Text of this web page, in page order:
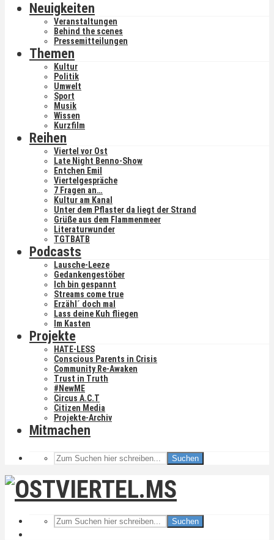
Neuigkeiten
Veranstaltungen
Behind the scenes
Pressemitteilungen
Themen
Kultur
Politik
Umwelt
Sport
Musik
Wissen
Kurzfilm
Reihen
Viertel vor Ost
Late Night Benno-Show
Entchen Emil
Viertelgespräche
7 Fragen an…
Kultur am Kanal
Unter dem Pflaster da liegt der Strand
Grüße aus dem Flammenmeer
Literaturwunder
TGTBATB
Podcasts
Lausche-Leeze
Gedankengestöber
Ich bin gespannt
Streams come true
Erzähl´ doch mal
Lass deine Kuh fliegen
Im Kasten
Projekte
HATE-LESS
Conscious Parents in Crisis
Community Re-Awaken
Trust in Truth
#NewME
Circus A.C.T
Citizen Media
Projekte-Archiv
Mitmachen
Suchen
Suchen